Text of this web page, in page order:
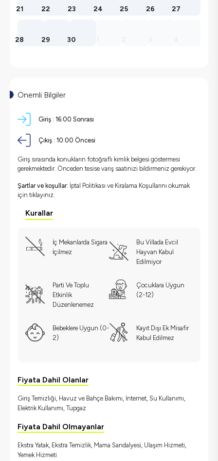
21 22 23 24 25 26 27
28 29 30
Önemli Bilgiler
Giriş : 16:00 Sonrası
Çıkış : 10:00 Öncesi
Giriş sırasında konukların fotoğraflı kimlik belgesi göstermesi
gerekmektedir. Önceden tesise varış saatinizi bildirmeniz gerekiyor.
Şartlar ve koşullar: İptal Politikası ve Kiralama Koşullarını okumak
için tıklayınız.
Kurallar
İç Mekanlarda Sigara
İçilmez
Bu Villada Evcil
Hayvan Kabul
Edilmiyor
Parti Ve Toplu
Etkinlik
Düzenlenemez
Çocuklara Uygun
(2-12)
Bebeklere Uygun (0-
2)
Kayıt Dışı Ek Misafir
Kabul Edilmez
Fiyata Dahil Olanlar
Giriş Temizliği, Havuz ve Bahçe Bakımı, İnternet, Su Kullanımı,
Elektrik Kullanımı, Tüpgaz
Fiyata Dahil Olmayanlar
Ekstra Yatak, Ekstra Temizlik, Mama Sandalyesi, Ulaşım Hizmeti,
Yemek Hizmeti